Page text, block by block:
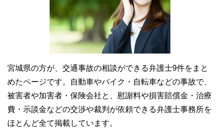
宮城県の方が、交通事故の相談ができる弁護士9件をまと
めたページです。自動車やバイク・自転車などの事故で、
被害者や加害者・保険会社と、慰謝料や損害賠償金・治療
費・示談金などの交渉や裁判が依頼できる弁護士事務所を
ほとんど全て掲載しています。